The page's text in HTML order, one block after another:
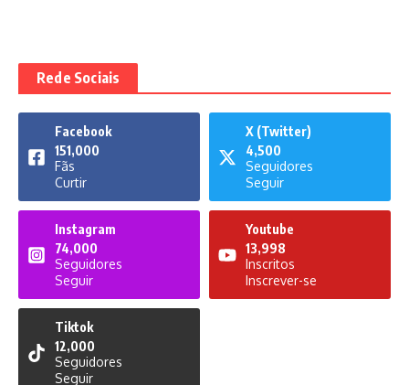
Rede Sociais
Facebook
151,000
Fãs
Curtir
X (Twitter)
4,500
Seguidores
Seguir
Instagram
74,000
Seguidores
Seguir
Youtube
13,998
Inscritos
Inscrever-se
Tiktok
12,000
Seguidores
Seguir